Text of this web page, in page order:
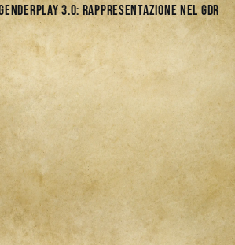
3.0: RAPPRESENTAZIONE NEL GDR